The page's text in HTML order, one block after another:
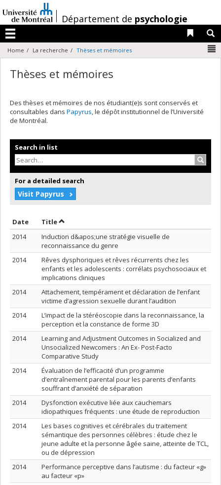
au
contenu
/Département de psychologie
Menu
Liens
Home La recherche Thèses et mémoires
Thèses et mémoires
Des thèses et mémoires de nos étudiant(e)s sont conservés et
consultables dans Papyrus, le dépôt institutionnel de l’Université
de Montréal.
Search in list
For a detailed search
Visit Papyrus
Date Sort by date in ascending order
TitleSort by title in ascending order
2014
Induction d&apos;une stratégie visuelle de
reconnaissance du genre
2014
Rêves dysphoriques et rêves récurrents chez les
enfants et les adolescents : corrélats psychosociaux et
implications cliniques
2014
Attachement, tempérament et déclaration de l’enfant
victime d’agression sexuelle durant l’audition
2014
L’impact de la stéréoscopie dans la reconnaissance, la
perception et la constance de forme 3D
2014
Learning and Adjustment Outcomes in Socialized and
Unsocialized Newcomers : An Ex- Post-Facto
Comparative Study
2014
Évaluation de l’efficacité d’un programme
d’entraînement parental pour les parents d’enfants
souffrant d’anxiété de séparation
2014
Dysfonction exécutive liée aux cauchemars
idiopathiques fréquents : une étude de reproduction
2014
Les bases cognitives et cérébrales du traitement
sémantique des personnes célèbres : étude chez le
jeune adulte et la personne âgée saine, atteinte de TCL,
ou de dépression
2014
Performance perceptive dans l’autisme : du facteur «g»
au facteur «p»